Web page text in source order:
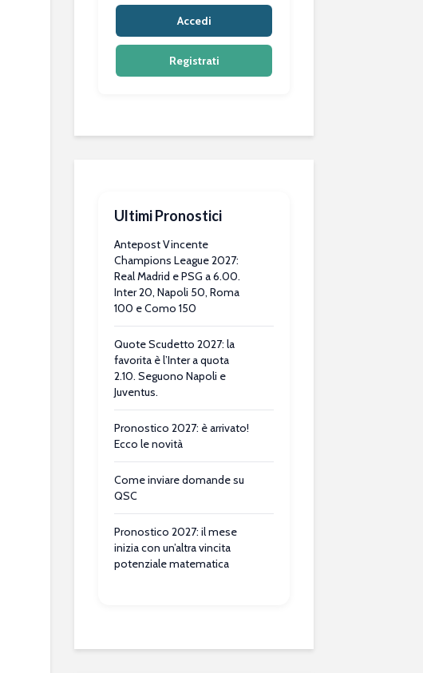
Accedi
Registrati
Ultimi Pronostici
Antepost Vincente
Champions League 2027:
Real Madrid e PSG a 6.00.
Inter 20, Napoli 50, Roma
100 e Como 150
Quote Scudetto 2027: la
favorita è l’Inter a quota
2.10. Seguono Napoli e
Juventus.
Pronostico 2027: è arrivato!
Ecco le novità
Come inviare domande su
QSC
Pronostico 2027: il mese
inizia con un’altra vincita
potenziale matematica